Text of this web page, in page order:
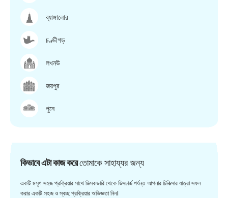
ব্যাঙ্গালোর
চণ্ডীগড়
লখনউ
জয়পুর
পুনে
কিভাবে এটা কাজ করেতোমাকে সাহায্যর জন্য
একটি মসৃণ সহজ প্রক্রিয়ার সাথে ডিসকভারি থেকে ডিসচার্জ পর্যন্ত আপনার চিকিত্সার যাত্রা সফল
করার একটি সহজ ও স্বচ্ছ প্রক্রিয়ার অভিজ্ঞতা নিন।